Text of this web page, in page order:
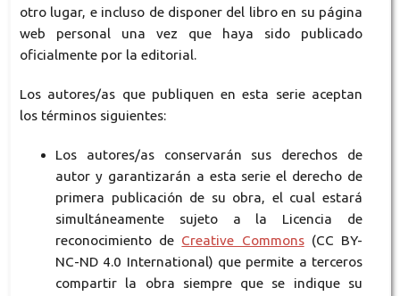
otro lugar, e incluso de disponer del libro en su página
web personal una vez que haya sido publicado
oficialmente por la editorial.
Los autores/as que publiquen en esta serie aceptan
los términos siguientes:
Los autores/as conservarán sus derechos de
autor y garantizarán a esta serie el derecho de
primera publicación de su obra, el cual estará
simultáneamente sujeto a la Licencia de
reconocimiento de Creative Commons(CC BY-
NC-ND 4.0 International) que permite a terceros
compartir la obra siempre que se indique su